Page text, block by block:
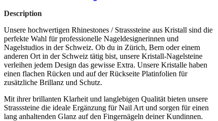
Description
Unsere hochwertigen Rhinestones / Strasssteine aus Kristall sind die
perfekte Wahl für professionelle Nageldesignerinnen und
Nagelstudios in der Schweiz. Ob du in Zürich, Bern oder einem
anderen Ort in der Schweiz tätig bist, unsere Kristall-Nagelsteine
verleihen jedem Design das gewisse Extra. Unsere Kristalle haben
einen flachen Rücken und auf der Rückseite Platinfolien für
zusätzliche Brillanz und Schutz.
Mit ihrer brillanten Klarheit und langlebigen Qualität bieten unsere
Strasssteine die ideale Ergänzung für Nail Art und sorgen für einen
lang anhaltenden Glanz auf den Fingernägeln deiner Kundinnen.